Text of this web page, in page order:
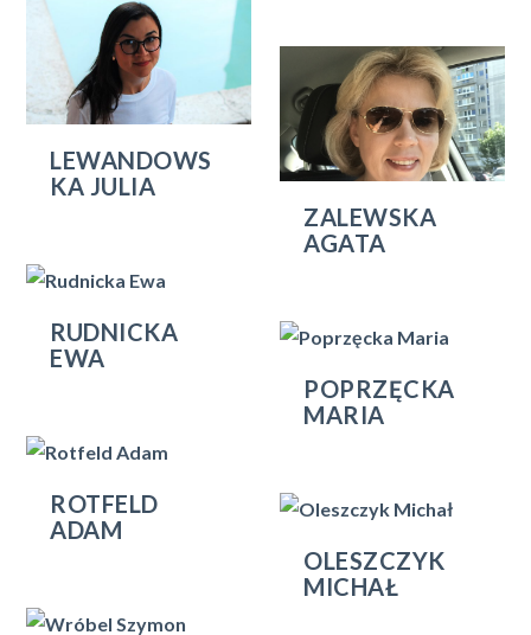
LEWANDOWS
KA JULIA
RUDNICKA
EWA
ROTFELD
ADAM
ZALEWSKA
AGATA
POPRZĘCKA
MARIA
OLESZCZYK
MICHAŁ